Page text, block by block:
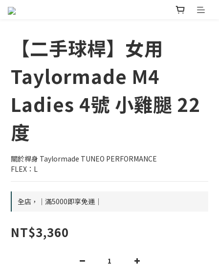
【二手球桿】女用
Taylormade M4
Ladies 4號 小雞腿 22
度
關於桿身 Taylormade TUNEO PERFORMANCE
FLEX：L
全店，｜滿5000即享免運｜
NT$3,360